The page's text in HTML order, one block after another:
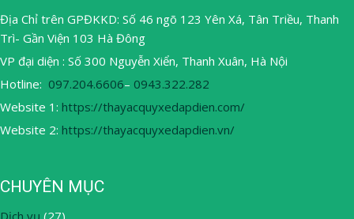
Địa Chỉ trên GPĐKKD: Số 46 ngõ 123 Yên Xá, Tân Triều, Thanh
Trì- Gần Viện 103 Hà Đông
VP đại diện : Số 300 Nguyễn Xiển, Thanh Xuân, Hà Nội
Hotline: 097.204.6606– 0943.322.282
Website 1: https://thayacquyxedapdien.com/
Website 2: https://thayacquyxedapdien.vn/
CHUYÊN MỤC
Dịch vụ (27)